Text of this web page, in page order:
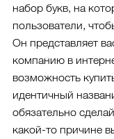
набор букв, на
пользователи,
Он представляет
компанию в
возможность
идентичный
обязательно
какой-то причине